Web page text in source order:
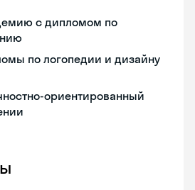
с дипломом по
по логопедии и дизайну
ориентированный